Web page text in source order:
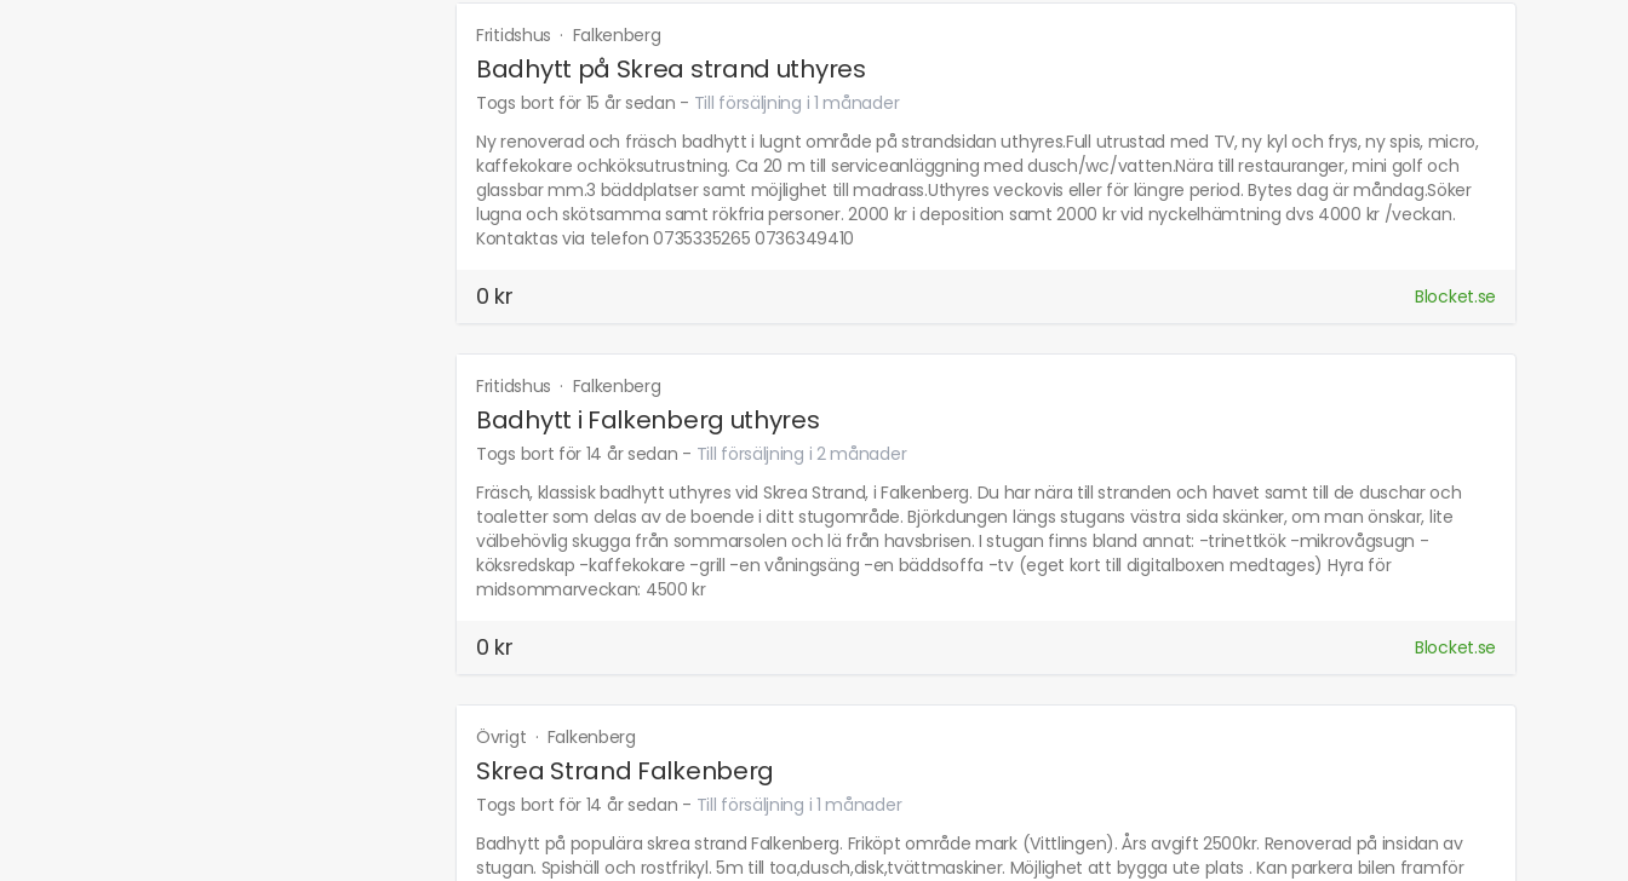
Fritidshus · Falkenberg
Badhytt på Skrea strand uthyres
Togs bort för 15 år sedan - Till försäljning i 1 månader
Ny renoverad och fräsch badhytt i lugnt område på strandsidan uthyres.Full utrustad med TV, ny kyl och frys, ny spis, micro,
kaffekokare ochköksutrustning. Ca 20 m till serviceanläggning med dusch/wc/vatten.Nära till restauranger, mini golf och
glassbar mm.3 bäddplatser samt möjlighet till madrass.Uthyres veckovis eller för längre period. Bytes dag är måndag.Söker
lugna och skötsamma samt rökfria personer. 2000 kr i deposition samt 2000 kr vid nyckelhämtning dvs 4000 kr /veckan.
Kontaktas via telefon 0735335265 0736349410
0 kr Blocket.se
Fritidshus · Falkenberg
Badhytt i Falkenberg uthyres
Togs bort för 14 år sedan - Till försäljning i 2 månader
Fräsch, klassisk badhytt uthyres vid Skrea Strand, i Falkenberg. Du har nära till stranden och havet samt till de duschar och
toaletter som delas av de boende i ditt stugområde. Björkdungen längs stugans västra sida skänker, om man önskar, lite
välbehövlig skugga från sommarsolen och lä från havsbrisen. I stugan finns bland annat: -trinettkök -mikrovågsugn -
köksredskap -kaffekokare -grill -en våningsäng -en bäddsoffa -tv (eget kort till digitalboxen medtages) Hyra för
midsommarveckan: 4500 kr
0 kr Blocket.se
Övrigt · Falkenberg
Skrea Strand Falkenberg
Togs bort för 14 år sedan - Till försäljning i 1 månader
Badhytt på populära skrea strand Falkenberg. Friköpt område mark (Vittlingen). Års avgift 2500kr. Renoverad på insidan av
stugan. Spishäll och rostfrikyl. 5m till toa,dusch,disk,tvättmaskiner. Möjlighet att bygga ute plats . Kan parkera bilen framför